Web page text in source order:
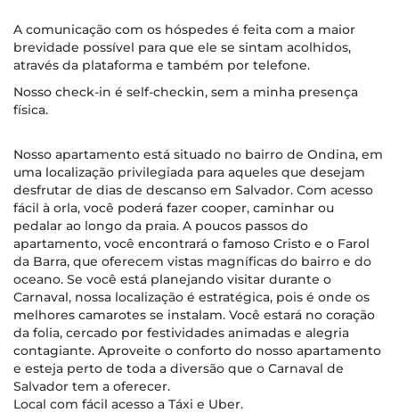
A comunicação com os hóspedes é feita com a maior
brevidade possível para que ele se sintam acolhidos,
através da plataforma e também por telefone.
Nosso check-in é self-checkin, sem a minha presença
física.
Nosso apartamento está situado no bairro de Ondina, em
uma localização privilegiada para aqueles que desejam
desfrutar de dias de descanso em Salvador. Com acesso
fácil à orla, você poderá fazer cooper, caminhar ou
pedalar ao longo da praia. A poucos passos do
apartamento, você encontrará o famoso Cristo e o Farol
da Barra, que oferecem vistas magníficas do bairro e do
oceano. Se você está planejando visitar durante o
Carnaval, nossa localização é estratégica, pois é onde os
melhores camarotes se instalam. Você estará no coração
da folia, cercado por festividades animadas e alegria
contagiante. Aproveite o conforto do nosso apartamento
e esteja perto de toda a diversão que o Carnaval de
Salvador tem a oferecer.
Local com fácil acesso a Táxi e Uber.